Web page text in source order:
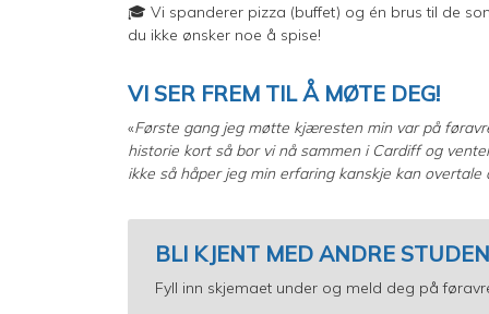
🎓 Vi spanderer pizza (buffet) og én brus til de
du ikke ønsker noe å spise!
VI SER FREM TIL Å MØTE DEG!
«Første gang jeg møtte kjæresten min var på
historie kort så bor vi nå sammen i Cardiff og
ikke så håper jeg min erfaring kanskje kan overtale
BLI KJENT MED ANDRE
Fyll inn skjemaet under og meld deg på